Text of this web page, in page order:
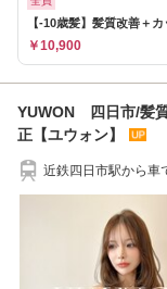
【-10歳髪】髪質改善＋
￥10,900
YUWON 四日市/髪
正【ユウォン】
近鉄四日市駅から車